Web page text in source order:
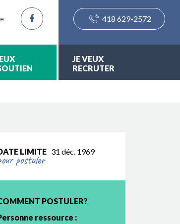
418 629-2572
RECRUTER
LIMITE
postuler
31 déc. 1969
POSTULER?
ressource :